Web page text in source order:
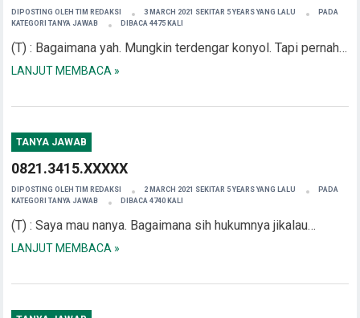
DIPOSTING OLEHTIM REDAKSI 3 MARCH 2021 SEKITAR 5 YEARS YANG LALU
PADA
KATEGORI TANYA JAWAB DIBACA 4475 KALI
(T) : Bagaimana yah. Mungkin terdengar konyol. Tapi pernah…
LANJUT MEMBACA »
TANYA JAWAB
0821.3415.XXXXX
DIPOSTING OLEHTIM REDAKSI 2 MARCH 2021 SEKITAR 5 YEARS YANG LALU
PADA
KATEGORI TANYA JAWAB DIBACA 4740 KALI
(T) : Saya mau nanya. Bagaimana sih hukumnya jikalau…
LANJUT MEMBACA »